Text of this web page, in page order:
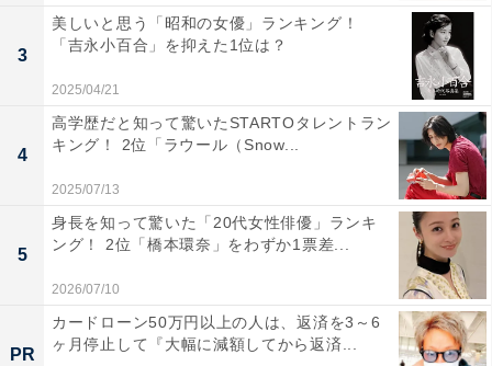
3
美しいと思う「昭和の女優」ランキング！
「吉永小百合」を抑えた1位は？
2025/04/21
4
高学歴だと知って驚いたSTARTOタレントラン
キング！ 2位「ラウール（Snow...
2025/07/13
5
身長を知って驚いた「20代女性俳優」ランキ
ング！ 2位「橋本環奈」をわずか1票差...
2026/07/10
PR
カードローン50万円以上の人は、返済を3～6
ヶ月停止して『大幅に減額してから返済...